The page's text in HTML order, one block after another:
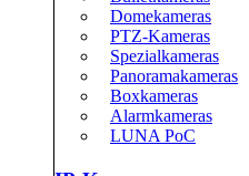
Domekameras
PTZ-Kameras
Spezialkameras
Panoramakameras
Boxkameras
Alarmkameras
LUNA PoC